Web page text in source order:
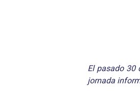
El pasado 30
jornada